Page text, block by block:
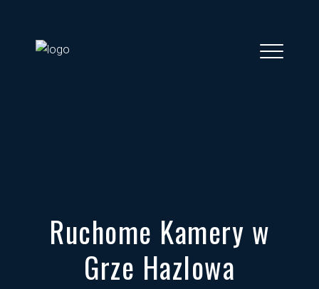
Ruchome Kamery w
Grze Hazlowa